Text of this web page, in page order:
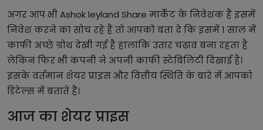
अगर आप भी Ashok leyland Share मार्केट के निवेशक हैं इसमें
निवेश करने का सोच रहे हैं तो आपको बता दे कि इसमें 1 साल में
काफी अच्छे ग्रोथ देखी गई है हालांकि उतार चढ़ाव बना रहता है
लेकिन फिर भी कंपनी ने अपनी काफी स्टेबिलिटी दिखाई है।
इसके वर्तमान शेयर प्राइस और वित्तीय स्थिति के बारे में आपको
डिटेल्स में बताते हैं।
आज का शेयर प्राइस